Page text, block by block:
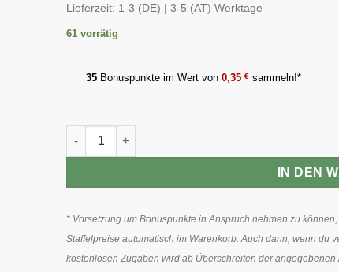
Lieferzeit: 1-3 (DE) | 3-5 (AT) Werktage
61 vorrätig
35 Bonuspunkte im Wert von0,35€ sammeln!*
NNT Multivitamin Pro 60 Tabletten Menge
IN DEN
* Vorsetzung um Bonuspunkte in Anspruch nehmen zu
Staffelpreise automatisch im Warenkorb. Auch dann, wenn du
kostenlosen Zugaben wird ab Überschreiten der